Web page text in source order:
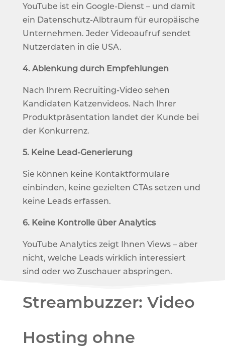
YouTube ist ein Google-Dienst – und damit
ein Datenschutz-Albtraum für europäische
Unternehmen. Jeder Videoaufruf sendet
Nutzerdaten in die USA.
4. Ablenkung durch Empfehlungen
Nach Ihrem Recruiting-Video sehen
Kandidaten Katzenvideos. Nach Ihrer
Produktpräsentation landet der Kunde bei
der Konkurrenz.
5. Keine Lead-Generierung
Sie können keine Kontaktformulare
einbinden, keine gezielten CTAs setzen und
keine Leads erfassen.
6. Keine Kontrolle über Analytics
YouTube Analytics zeigt Ihnen Views – aber
nicht, welche Leads wirklich interessiert
sind oder wo Zuschauer abspringen.
Streambuzzer: Video
Hosting ohne